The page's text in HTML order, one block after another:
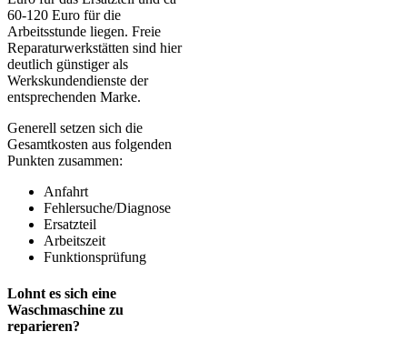
60-120 Euro für die
Arbeitsstunde liegen. Freie
Reparaturwerkstätten sind hier
deutlich günstiger als
Werkskundendienste der
entsprechenden Marke.
Generell setzen sich die
Gesamtkosten aus folgenden
Punkten zusammen:
Anfahrt
Fehlersuche/Diagnose
Ersatzteil
Arbeitszeit
Funktionsprüfung
Lohnt es sich eine
Waschmaschine zu
reparieren?